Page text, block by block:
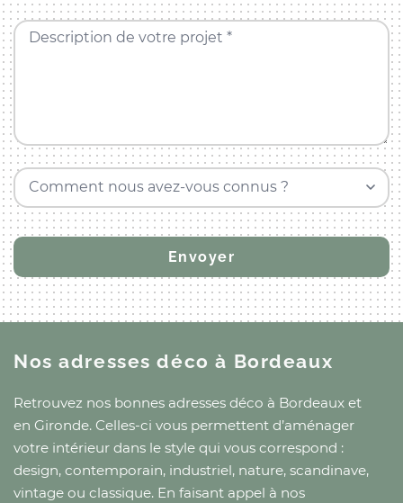
Description de votre projet *
Comment nous avez-vous connus ?
Nos adresses décoà Bordeaux
Retrouvez nos bonnes adresses déco à Bordeaux et
en Gironde. Celles-ci vous permettent d’aménager
votre intérieur dans le style qui vous correspond :
design, contemporain, industriel, nature, scandinave,
vintage ou classique. En faisant appel à nos